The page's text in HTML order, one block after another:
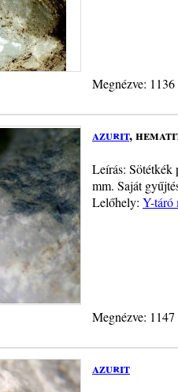
Megnézve:
azurit,
Leírás: Sötétkék
mm. Saját
Lelőhely: Y-táró
Megnézve:
azurit